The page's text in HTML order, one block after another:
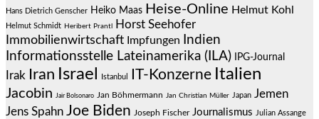
Hans Dietrich Genscher Heiko Maas Heise-Online Helmut Kohl
Helmut Schmidt Heribert Prantl Horst Seehofer
Immobilienwirtschaft Impfungen
Indien
Informationsstelle Lateinamerika (ILA)
IPG-Journal
Irak Iran Israel Istanbul IT-Konzerne Italien
Jacobin Jair Bolsonaro Jan Böhmermann Jan Christian Müller Japan Jemen
Jens Spahn Joe Biden Joseph Fischer Journalismus Julian Assange